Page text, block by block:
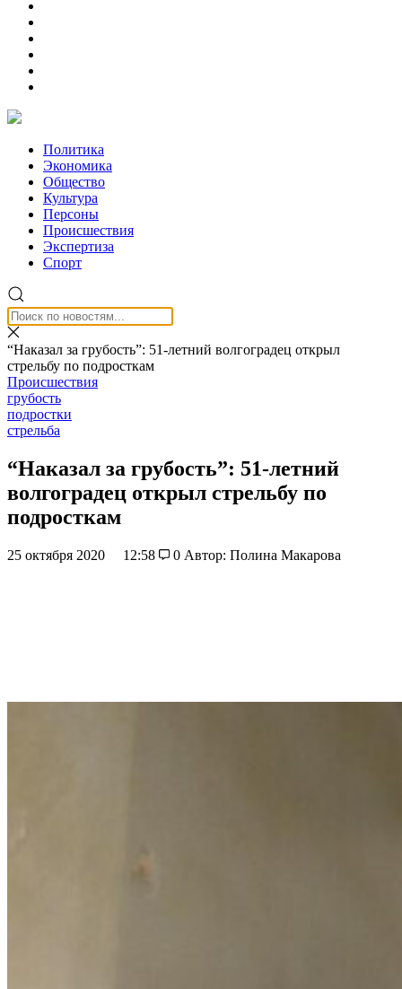
Политика
Экономика
Общество
Культура
Персоны
Происшествия
Экспертиза
Спорт
“Наказал за грубость”: 51-летний волгоградец открыл
стрельбу по подросткам
Происшествия
грубость
подростки
стрельба
“Наказал за грубость”: 51-летний
волгоградец открыл стрельбу по
подросткам
25 октября 2020 12:58 0 Автор: Полина Макарова